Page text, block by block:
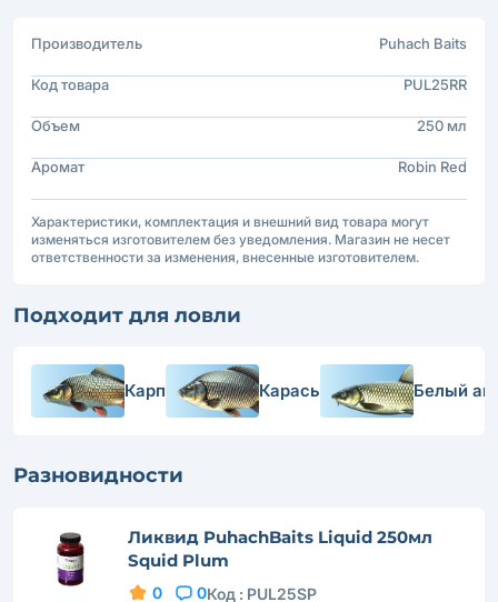
Производитель Puhach Baits
Код товара PUL25RR
Объем 250 мл
Аромат Robin Red
Характеристики, комплектация и внешний вид товара могут
изменяться изготовителем без уведомления. Магазин не несет
ответственности за изменения, внесенные изготовителем.
Подходит для ловли
Карп Карась Белый
Разновидности
Ликвид PuhachBaits Liquid 250мл
Squid Plum
0 0Код : PUL25SP